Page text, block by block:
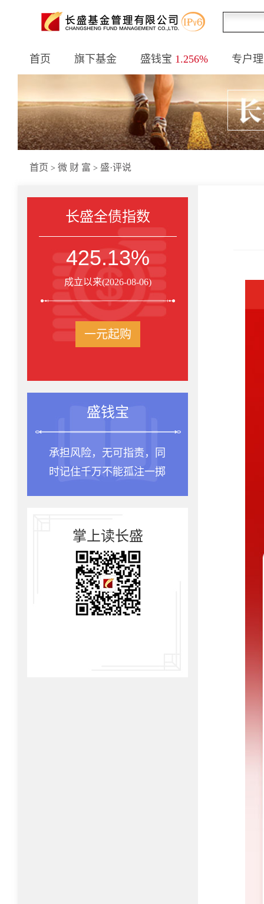
首页 旗下基金 盛钱宝 1.256% 专户
首页 > 微 财 富 > 盛·评说
长盛全债指数
425.13%
成立以来(2026-08-06)
一元起购
投资箴言
种一棵树最合适的时间
是十年前，其次是现在。
掌上读长盛